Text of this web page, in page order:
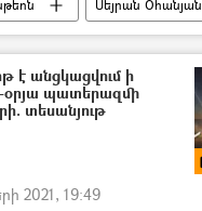
Սեյրան Օհանյան
ջահերով երթ
է անցկացվում ի
պատերազմի
տեսանյութ
2021, 19:49